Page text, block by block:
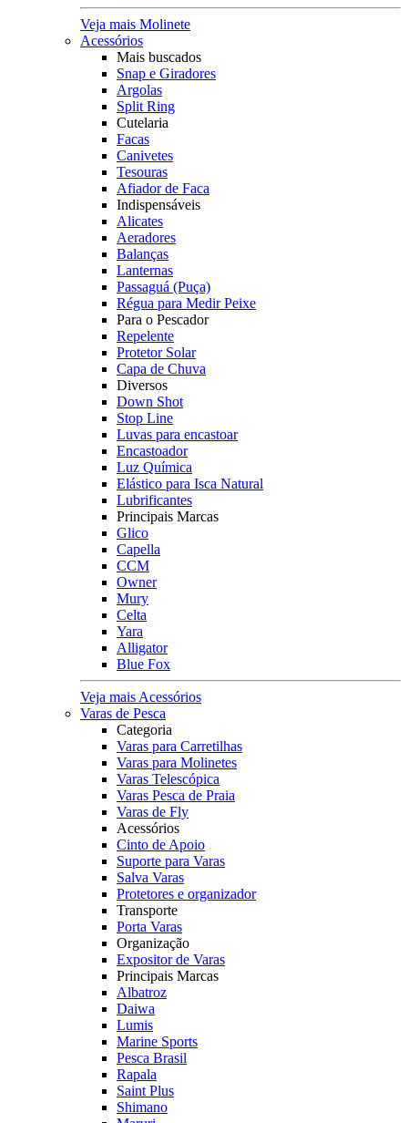
Veja mais Molinete
Acessórios
Mais buscados
Snap e Giradores
Argolas
Split Ring
Cutelaria
Facas
Canivetes
Tesouras
Afiador de Faca
Indispensáveis
Alicates
Aeradores
Balanças
Lanternas
Passaguá (Puça)
Régua para Medir Peixe
Para o Pescador
Repelente
Protetor Solar
Capa de Chuva
Diversos
Down Shot
Stop Line
Luvas para encastoar
Encastoador
Luz Química
Elástico para Isca Natural
Lubrificantes
Principais Marcas
Glico
Capella
CCM
Owner
Mury
Celta
Yara
Alligator
Blue Fox
Veja mais Acessórios
Varas de Pesca
Categoria
Varas para Carretilhas
Varas para Molinetes
Varas Telescópica
Varas Pesca de Praia
Varas de Fly
Acessórios
Cinto de Apoio
Suporte para Varas
Salva Varas
Protetores e organizador
Transporte
Porta Varas
Organização
Expositor de Varas
Principais Marcas
Albatroz
Daiwa
Lumis
Marine Sports
Pesca Brasil
Rapala
Saint Plus
Shimano